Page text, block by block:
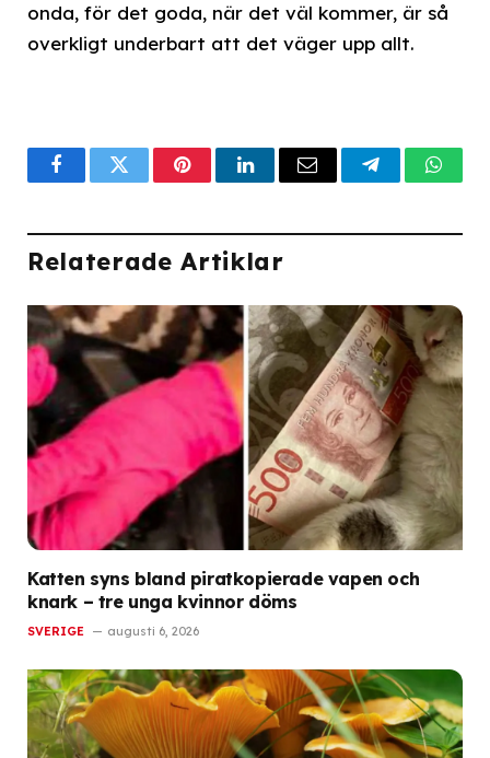
onda, för det goda, när det väl kommer, är så
overkligt underbart att det väger upp allt.
FacebookTwitterPinterestLinkedInEmail Telegram
Relaterade Artiklar
Katten syns bland piratkopierade vapen och
knark – tre unga kvinnor döms
SVERIGE augusti 6, 2026